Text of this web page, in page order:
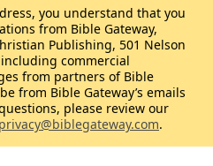
you understand that you
from Bible Gateway,
Publishing, 501 Nelson
including commercial
from partners of Bible
from Bible Gateway’s emails
please review our
privacy@biblegateway.com.